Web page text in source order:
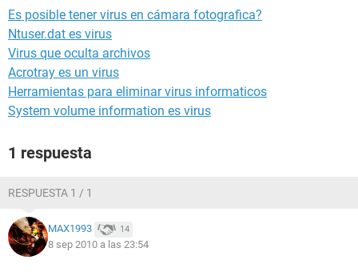
Es posible tener virus en cámara fotografica?
Ntuser.dat es virus
Virus que oculta archivos
Acrotray es un virus
Herramientas para eliminar virus informaticos
System volume information es virus
1 respuesta
RESPUESTA 1 / 1
MAX1993 14
8 sep 2010 a las 23:54